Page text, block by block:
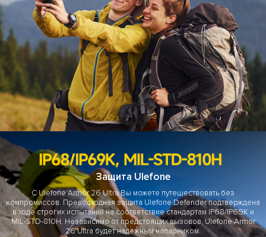
Защита Ulefone
С Ulefone Armor 26 Ultra Вы можете путешествовать без
компромиссов. Превосходная защита Ulefone Defender подтверждена
в ходе строгих испытаний на соответствие стандартам IP68/IP69K и
MIL-STD-810H. Независимо от предстоящих вызовов, Ulefone Armor
26 Ultra будет надёжным напарником.